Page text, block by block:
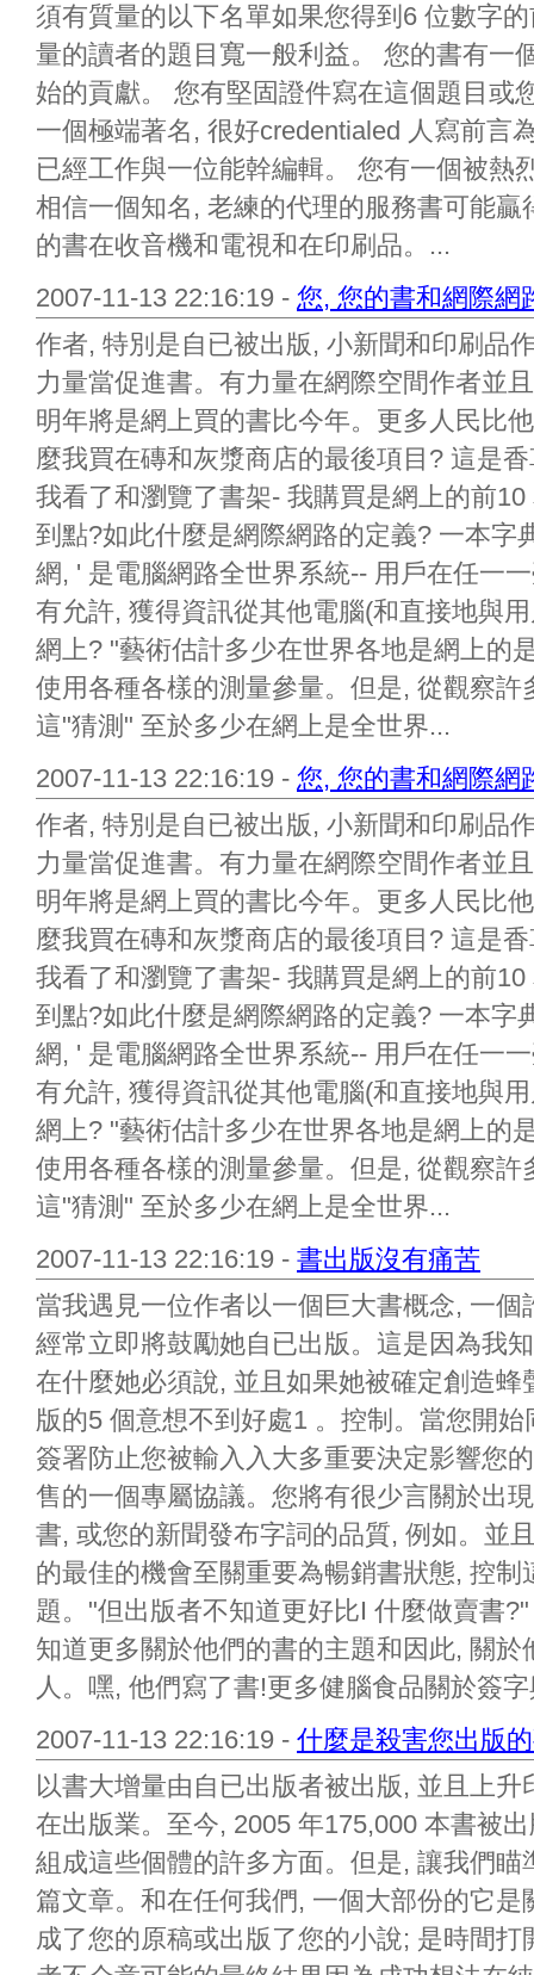
須有質量的以下名單如果您得到6 位數字
量的讀者的題目寬一般利益。 您的書有一
始的貢獻。 您有堅固證件寫在這個題目或
一個極端著名, 很好credentialed 人寫前言
已經工作與一位能幹編輯。 您有一個被熱
相信一個知名, 老練的代理的服務書可能
的書在收音機和電視和在印刷品。...
2007-11-13 22:16:19 - 您, 您的書和網際網
作者, 特別是自已被出版, 小新聞和印刷品
力量當促進書。有力量在網際空間作者並
明年將是網上買的書比今年。更多人民比
麼我買在磚和灰漿商店的最後項目? 這是
我看了和瀏覽了書架- 我購買是網上的前
到點?如此什麼是網際網路的定義? 一本字
網, ' 是電腦網路全世界系統-- 用戶在任一
有允許, 獲得資訊從其他電腦(和直接地與
網上? "藝術估計多少在世界各地是網上的
使用各種各樣的測量參量。但是, 從觀察
這"猜測" 至於多少在網上是全世界...
2007-11-13 22:16:19 - 您, 您的書和網際網
作者, 特別是自已被出版, 小新聞和印刷品
力量當促進書。有力量在網際空間作者並
明年將是網上買的書比今年。更多人民比
麼我買在磚和灰漿商店的最後項目? 這是
我看了和瀏覽了書架- 我購買是網上的前
到點?如此什麼是網際網路的定義? 一本字
網, ' 是電腦網路全世界系統-- 用戶在任一
有允許, 獲得資訊從其他電腦(和直接地與
網上? "藝術估計多少在世界各地是網上的
使用各種各樣的測量參量。但是, 從觀察
這"猜測" 至於多少在網上是全世界...
2007-11-13 22:16:19 - 書出版沒有痛苦
當我遇見一位作者以一個巨大書概念, 一
經常立即將鼓勵她自已出版。這是因為我
在什麼她必須說, 並且如果她被確定創造
版的5 個意想不到好處1 。控制。當您開
簽署防止您被輸入入大多重要決定影響您
售的一個專屬協議。您將有很少言關於出
書, 或您的新聞發布字詞的品質, 例如。並
的最佳的機會至關重要為暢銷書狀態, 控
題。"但出版者不知道更好比I 什麼做賣書
知道更多關於他們的書的主題和因此, 關
人。嘿, 他們寫了書!更多健腦食品關於簽
2007-11-13 22:16:19 - 什麼是殺害您出版
以書大增量由自已出版者被出版, 並且上
在出版業。至今, 2005 年175,000 本書被
組成這些個體的許多方面。但是, 讓我們
篇文章。和在任何我們, 一個大部份的它
成了您的原稿或出版了您的小說; 是時間